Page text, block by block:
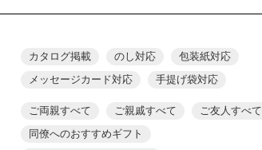
カタログ掲載 のし対応
包装紙対応
メッセージカード対応
手提げ袋対応
ご両親すべて ご親戚すべて
ご友人すべて
同僚へのおすすめギフト